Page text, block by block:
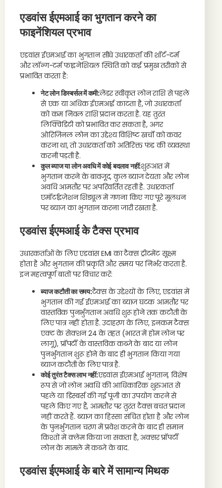
एडवांस ईएमआई का भुगतान करने का
फाइनेंशियल प्रभाव
एडवांस ईएमआई का भुगतान सीधे उधारकर्ता की शॉर्ट-टर्म
और लॉन्ग-टर्म फाइनेंशियल स्थिति को कई प्रमुख तरीकों से
प्रभावित करता है:
नेट लोन डिस्बर्सल में कमी:लेंडर स्वीकृत लोन राशि से पहले
से एक या अधिक ईएमआई काटता है, जो उधारकर्ता
को कम निवल राशि प्रदान करता है. यह तुरंत
लिक्विडिटी को प्रभावित कर सकता है, अगर
ओरिजिनल लोन का उद्देश्य विशिष्ट खर्चों को कवर
करना था, तो उधारकर्ता को अतिरिक्त फंड की व्यवस्था
करनी पड़ती है.
कुल ब्याज या लोन अवधि में कोई बदलाव नहीं:शुरूआत में
भुगतान करने के बावजूद, कुल ब्याज देयता और लोन
अवधि आमतौर पर अपरिवर्तित रहती है. उधारकर्ता
एमॉर्टाइज़ेशन शिड्यूल में गणना किए गए पूरे मूलधन
पर ब्याज का भुगतान करना जारी रखता है.
एडवांस ईएमआई के टैक्स प्रभाव
उधारकर्ताओं के लिए एडवांस EMI का टैक्स ट्रीटमेंट सूक्ष्म
होता है और भुगतान की प्रकृति और समय पर निर्भर करता है.
इन महत्वपूर्ण बातों पर विचार करें:
ब्याज कटौती का समय:टैक्स के उद्देश्यों के लिए, एडवांस में
भुगतान की गई ईएमआई का ब्याज घटक आमतौर पर
वास्तविक पुनर्भुगतान अवधि शुरू होने तक कटौती के
लिए पात्र नहीं होता है. उदाहरण के लिए, इनकम टैक्स
एक्ट के सेक्शन 24 के तहत (भारत में होम लोन पर
लागू), प्रॉपर्टी के वास्तविक कब्जे के बाद या लोन
पुनर्भुगतान शुरू होने के बाद ही भुगतान किया गया
ब्याज कटौती के लिए पात्र है.
कोई तुरंत टैक्स लाभ नहीं:एडवांस ईएमआई भुगतान, विशेष
रूप से जो लोन अवधि की आधिकारिक शुरुआत से
पहले या डिस्बर्स की गई पूंजी का उपयोग करने से
पहले किए गए हैं, आमतौर पर तुरंत टैक्स बचत प्रदान
नहीं करते हैं. ब्याज का हिस्सा संचित होता है और लोन
के पुनर्भुगतान चरण में प्रवेश करने के बाद ही समान
किश्तों में क्लेम किया जा सकता है, अक्सर प्रॉपर्टी
लोन के मामले में कब्जे के बाद.
एडवांस ईएमआई के बारे में सामान्य मिथक